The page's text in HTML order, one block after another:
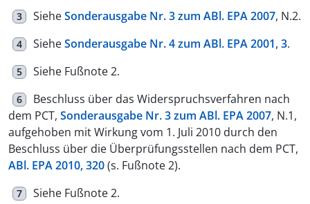
3 SieheSonderausgabe Nr. 3 zum ABl. EPA 2007, N.2.
4 SieheSonderausgabe Nr. 4 zum ABl. EPA 2001, 3.
5 Siehe Fußnote 2.
6
Beschluss über das Widerspruchsverfahren nach
dem PCT, Sonderausgabe Nr. 3 zum ABl. EPA 2007, N.1,
aufgehoben mit Wirkung vom 1. Juli 2010 durch den
Beschluss über die Überprüfungsstellen nach dem PCT,
ABl. EPA 2010, 320(s. Fußnote 2).
7 Siehe Fußnote 2.